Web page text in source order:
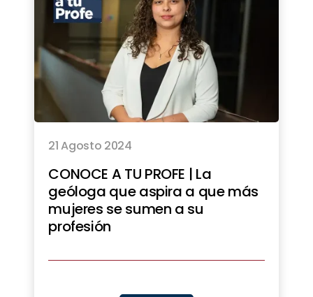
21 Agosto 2024
CONOCE A TU PROFE | La
geóloga que aspira a que más
mujeres se sumen a su
profesión